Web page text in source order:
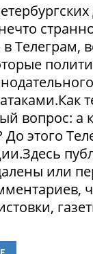
Телеграм,
вопрос: а
До этого
или